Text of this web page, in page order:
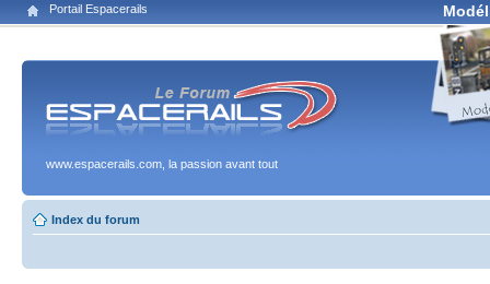
Portail Espacerails
www.espacerails.com, la passion avant tout
Index du forum